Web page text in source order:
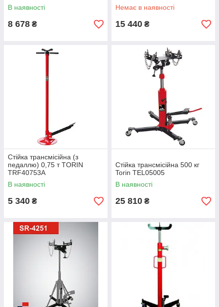
В наявності
8 678 ₴
Немає в наявності
15 440 ₴
Стійка трансмісійна (з
педаллю) 0,75 т TORIN
TRF40753A
В наявності
5 340 ₴
Стійка трансмісійна 500 кг
Torin TEL05005
В наявності
25 810 ₴